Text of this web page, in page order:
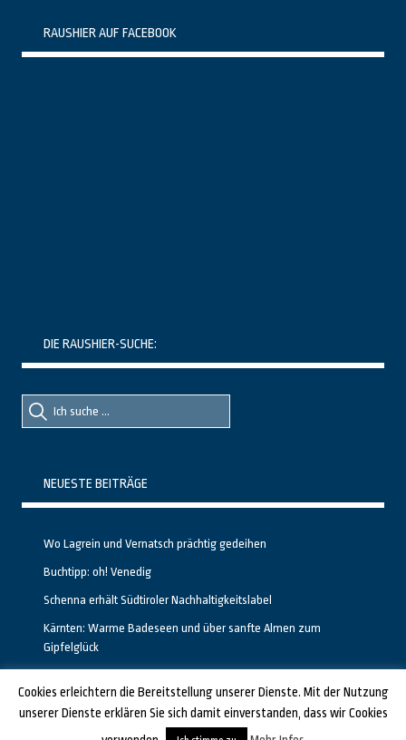
RAUSHIER AUF FACEBOOK
DIE RAUSHIER-SUCHE:
Suche
nach::
Suche
nach:
NEUESTE BEITRÄGE
Wo Lagrein und Vernatsch prächtig gedeihen
Buchtipp: oh! Venedig
Schenna erhält Südtiroler Nachhaltigkeitslabel
Kärnten: Warme Badeseen und über sanfte Almen zum
Gipfelglück
GESTALTET UND PROGRAMMIERT VON ALBERTO & FRANZ BEI LUCID.BERLIN
Cookies erleichtern die Bereitstellung unserer Dienste. Mit der Nutzung
unserer Dienste erklären Sie sich damit einverstanden, dass wir Cookies